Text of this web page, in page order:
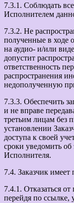
7.3.1. Соблюдать
Исполнителем
7.3.2. Не
полученные в ходе
на аудио- и/или
допустит
ответственность
распространения
недополученную
7.3.3. Обеспечить
и не вправе
третьим лицам без
установлении
доступа к своей
сроки уведомить об
Исполнителя.
7.4. Заказчик имеет
7.4.1. Отказаться
перейдя по ссылке,